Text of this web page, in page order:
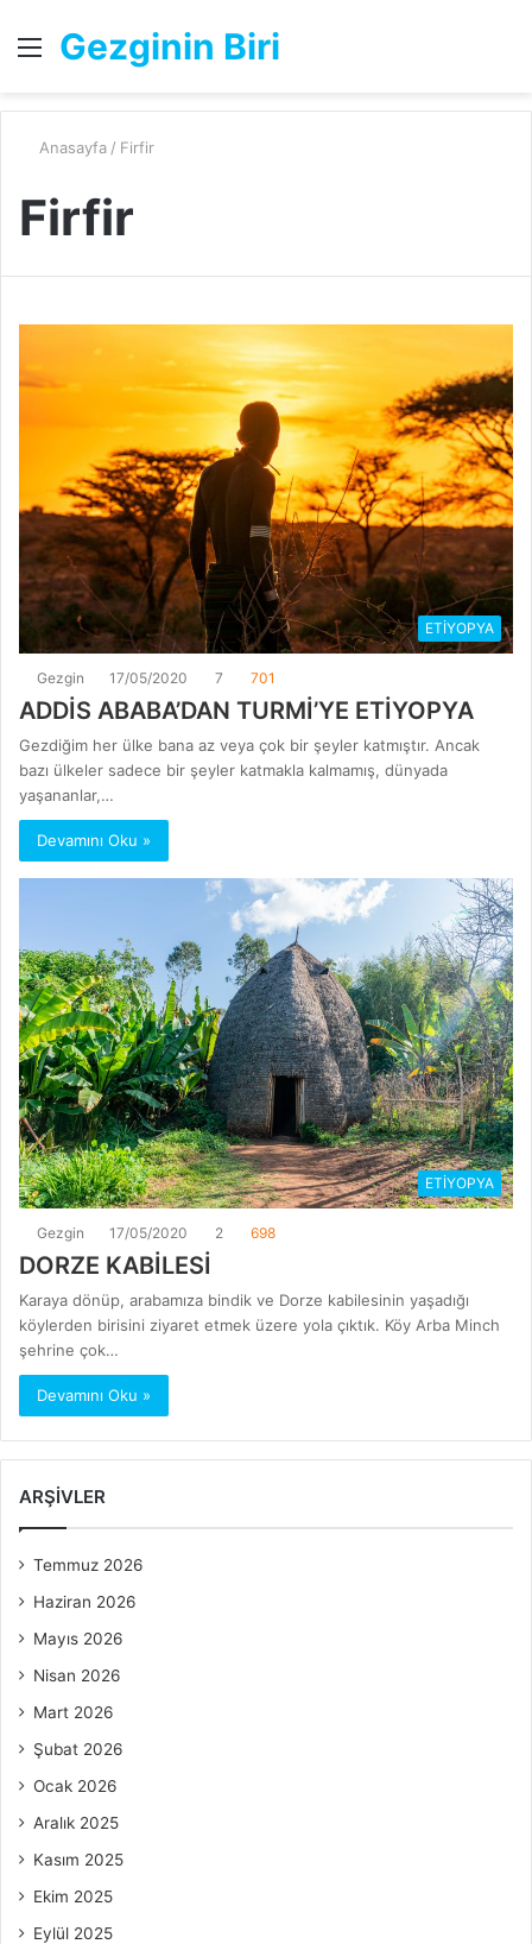
Menü
Gezginin Biri
...
Anasayfa / Firfir
Firfir
ETİYOPYA
Gezgin 17/05/2020 7 701
ADDİS ABABA’DAN TURMİ’YE ETİYOPYA
Gezdiğim her ülke bana az veya çok bir şeyler katmıştır. Ancak
bazı ülkeler sadece bir şeyler katmakla kalmamış, dünyada
yaşananlar,…
Devamını Oku »
ETİYOPYA
Gezgin 17/05/2020 2 698
DORZE KABİLESİ
Karaya dönüp, arabamıza bindik ve Dorze kabilesinin yaşadığı
köylerden birisini ziyaret etmek üzere yola çıktık. Köy Arba Minch
şehrine çok…
Devamını Oku »
ARŞIVLER
Temmuz 2026
Haziran 2026
Mayıs 2026
Nisan 2026
Mart 2026
Şubat 2026
Ocak 2026
Aralık 2025
Kasım 2025
Ekim 2025
Eylül 2025